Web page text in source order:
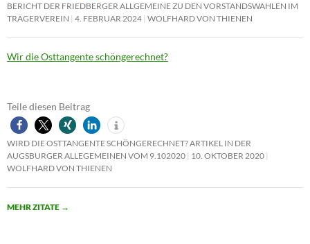
BERICHT DER FRIEDBERGER ALLGEMEINE ZU DEN VORSTANDSWAHLEN IM
TRÄGERVEREIN 4. FEBRUAR 2024 WOLFHARD VON THIENEN
Wir die Osttangente schöngerechnet?
Teile diesen Beitrag
WIRD DIE OSTTANGENTE SCHÖNGERECHNET? ARTIKEL IN DER
AUGSBURGER ALLEGEMEINEN VOM 9.102020 10. OKTOBER 2020
WOLFHARD VON THIENEN
MEHR ZITATE →